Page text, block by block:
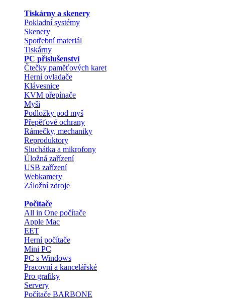
Tiskárny a skenery
Pokladní systémy
Skenery
Spotřební materiál
Tiskárny
PC příslušenství
Čtečky paměťových karet
Herní ovladače
Klávesnice
KVM přepínače
Myši
Podložky pod myš
Přepěťové ochrany
Rámečky, mechaniky
Reproduktory
Sluchátka a mikrofony
Úložná zařízení
USB zařízení
Webkamery
Záložní zdroje
Počítače
All in One počítače
Apple Mac
EET
Herní počítače
Mini PC
PC s Windows
Pracovní a kancelářské
Pro grafiky
Servery
Počítače BARBONE